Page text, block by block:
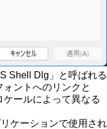
Shell Dlg」と呼ばれる
ントへのリンクと
ールによって異なる
ケーションで使用され